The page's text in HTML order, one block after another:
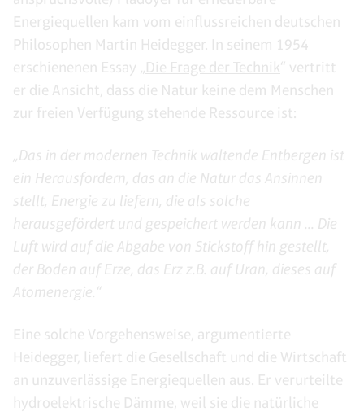
Energiequellen kam vom einflussreichen deutschen
Philosophen Martin Heidegger. In seinem 1954
erschienenen Essay „Die Frage der Technik“ vertritt
er die Ansicht, dass die Natur keine dem Menschen
zur freien Verfügung stehende Ressource ist:
„Das in der modernen Technik waltende Entbergen ist
ein Herausfordern, das an die Natur das Ansinnen
stellt, Energie zu liefern, die als solche
herausgefördert und gespeichert werden kann ... Die
Luft wird auf die Abgabe von Stickstoff hin gestellt,
der Boden auf Erze, das Erz z.B. auf Uran, dieses auf
Atomenergie.“
Eine solche Vorgehensweise, argumentierte
Heidegger, liefert die Gesellschaft und die Wirtschaft
an unzuverlässige Energiequellen aus. Er verurteilte
hydroelektrische Dämme, weil sie die natürliche